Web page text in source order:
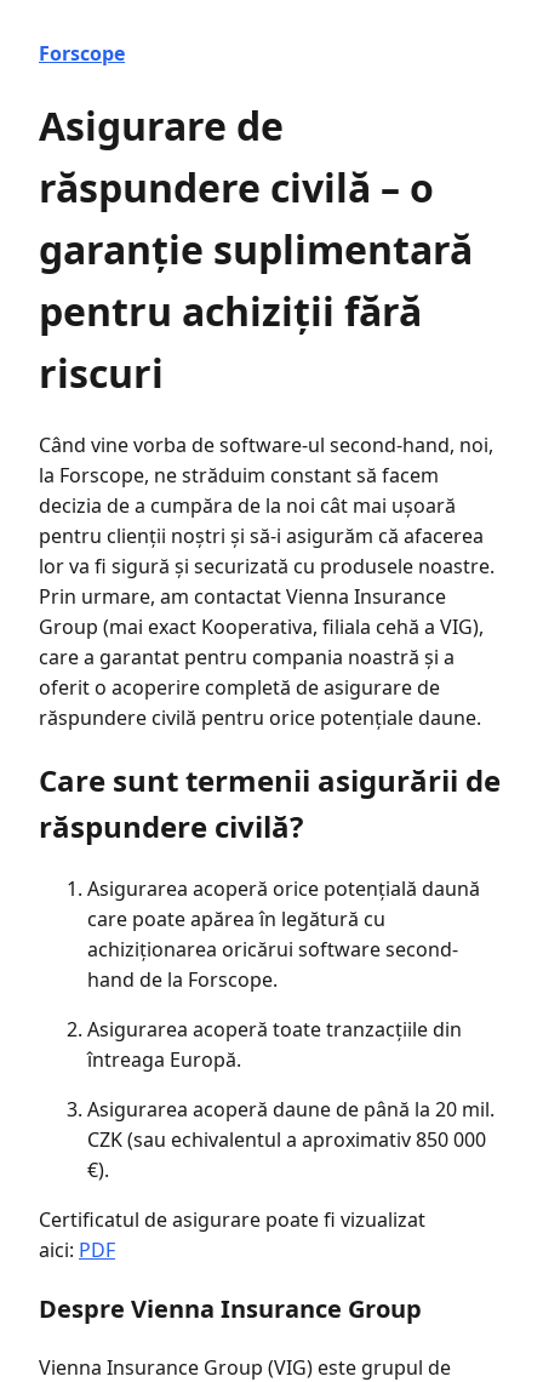
Forscope
Asigurare de
răspundere civilă – o
garanție suplimentară
pentru achiziții fără
riscuri
Când vine vorba de software-ul second-hand, noi,
la Forscope, ne străduim constant să facem
decizia de a cumpăra de la noi cât mai ușoară
pentru clienții noștri și să-i asigurăm că afacerea
lor va fi sigură și securizată cu produsele noastre.
Prin urmare, am contactat Vienna Insurance
Group (mai exact Kooperativa, filiala cehă a VIG),
care a garantat pentru compania noastră și a
oferit o acoperire completă de asigurare de
răspundere civilă pentru orice potențiale daune.
Care sunt termenii asigurării de
răspundere civilă?
Asigurarea acoperă orice potențială daună
care poate apărea în legătură cu
achiziționarea oricărui software second-
hand de la Forscope.
Asigurarea acoperă toate tranzacțiile din
întreaga Europă.
Asigurarea acoperă daune de până la 20 mil.
CZK (sau echivalentul a aproximativ 850 000
€).
Certificatul de asigurare poate fi vizualizat
aici: PDF
Despre Vienna Insurance Group
Vienna Insurance Group (VIG) este grupul de